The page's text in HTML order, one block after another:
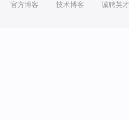
官方博客 技术博客 诚聘英才